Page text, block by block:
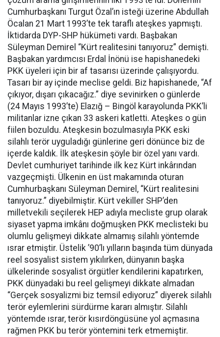
Cumhurbaşkanı Turgut Özal’ın isteği üzerine Abdullah
Öcalan 21 Mart 1993’te tek taraflı ateşkes yapmıştı.
İktidarda DYP-SHP hükümeti vardı. Başbakan
Süleyman Demirel “Kürt realitesini tanıyoruz” demişti.
Başbakan yardımcısı Erdal İnönü ise hapishanedeki
PKK üyeleri için bir af tasarısı üzerinde çalışıyordu.
Tasarı bir ay içinde meclise geldi. Biz hapishanede, “Af
çıkıyor, dışarı çıkacağız.” diye sevinirken o günlerde
(24 Mayıs 1993’te) Elazığ – Bingöl karayolunda PKK’li
militanlar izne çıkan 33 askeri katletti. Ateşkes o gün
fiilen bozuldu. Ateşkesin bozulmasıyla PKK eski
silahlı terör uyguladığı günlerine geri dönünce biz de
içerde kaldık. İlk ateşkesin şöyle bir özel yanı vardı.
Devlet cumhuriyet tarihinde ilk kez Kürt inkârından
vazgeçmişti. Ülkenin en üst makamında oturan
Cumhurbaşkanı Süleyman Demirel, “Kürt realitesini
tanıyoruz.” diyebilmiştir. Kürt vekiller SHP’den
milletvekili seçilerek HEP adıyla mecliste grup olarak
siyaset yapma imkânı doğmuşken PKK meclisteki bu
olumlu gelişmeyi dikkate almamış silahlı yöntemde
ısrar etmiştir. Üstelik ’90’lı yılların başında tüm dünyada
reel sosyalist sistem yıkılırken, dünyanın başka
ülkelerinde sosyalist örgütler kendilerini kapatırken,
PKK dünyadaki bu reel gelişmeyi dikkate almadan
“Gerçek sosyalizmi biz temsil ediyoruz” diyerek silahlı
terör eylemlerini sürdürme kararı almıştır. Silahlı
yöntemde ısrar, terör kısırdöngüsüne yol açmasına
rağmen PKK bu terör yöntemini terk etmemiştir.